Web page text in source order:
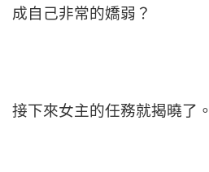
成自己非常的嬌弱？
接下來女主的任務就揭曉了。